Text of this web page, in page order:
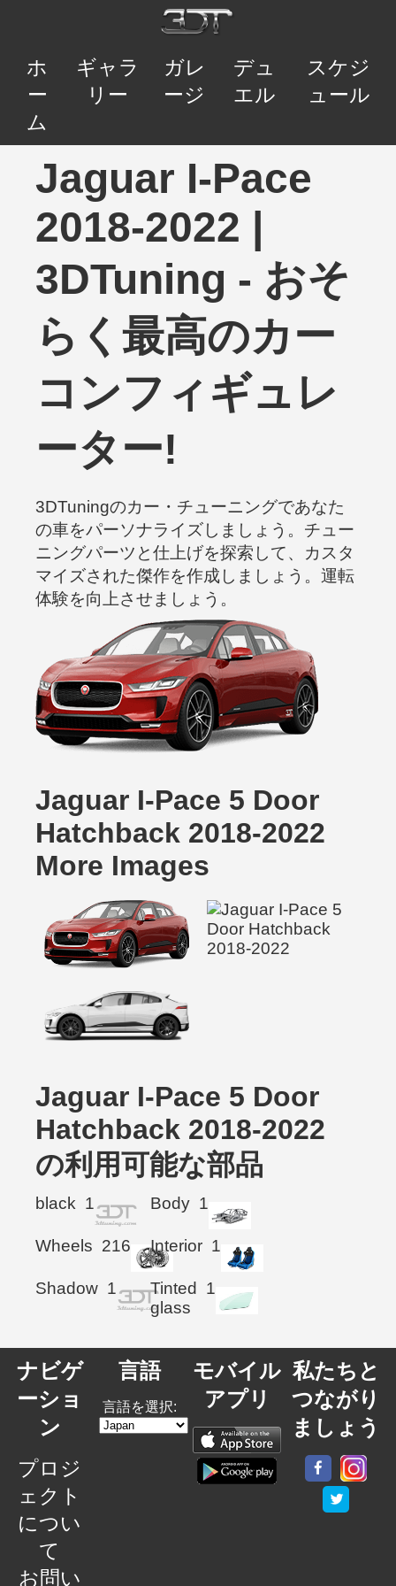
ホ
ー
ム
ギャラ
リー
ガレ
ージ
デュ
エル
スケジ
ュール
Jaguar I-Pace
2018-2022 |
3DTuning - おそ
らく最高のカー
コンフィギュレ
ーター!
3DTuningのカー・チューニングであなた
の車をパーソナライズしましょう。チュー
ニングパーツと仕上げを探索して、カスタ
マイズされた傑作を作成しましょう。運転
体験を向上させましょう。
Jaguar I-Pace 5 Door
Hatchback 2018-2022
More Images
Jaguar I-Pace 5 Door
Hatchback 2018-2022
の利用可能な部品
black 1 Body 1
Wheels 216 Interior 1
Shadow 1
Tinted
glass
1
ナビゲ
ーショ
ン
プロジ
ェクト
につい
て
お問い
言語
言語を選択:
モバイル
アプリ
私たちと
つながり
ましょう